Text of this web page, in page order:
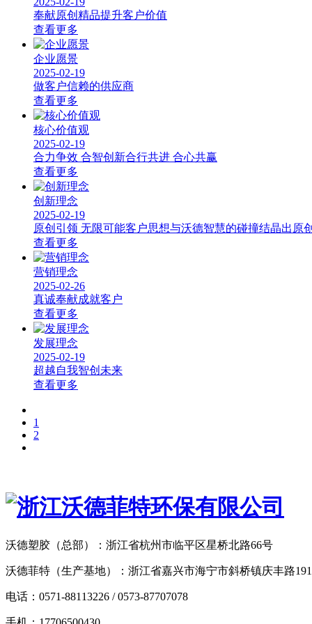
奉献原创精品提升客户价值
查看更多
企业愿景
2025-02-19
做客户信赖的供应商
查看更多
核心价值观
2025-02-19
合力争效 合智创新合行共进 合心共赢
查看更多
创新理念
2025-02-19
原创引领 无限可能客户思想与沃德智慧的碰撞结晶出原
查看更多
营销理念
2025-02-26
真诚奉献成就客户
查看更多
发展理念
2025-02-19
超越自我智创未来
查看更多
1
2
沃德塑胶（总部）：浙江省杭州市临平区星桥北路66号
沃德菲特（生产基地）：浙江省嘉兴市海宁市斜桥镇庆丰路
电话：0571-88113226 / 0573-87707078